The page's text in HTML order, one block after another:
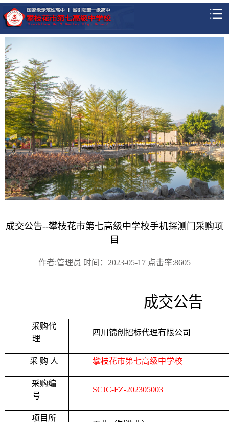
成交公告--攀枝花市第七高级中学校手机探测门采购项
目
作者:管理员 时间：2023-05-17 点击率:8605
成交公告
采购代
理
四川锦创招标代理有限公司
采 购 人 攀枝花市第七高级中学校
采购编
号
SCJC-FZ-202305003
项目所